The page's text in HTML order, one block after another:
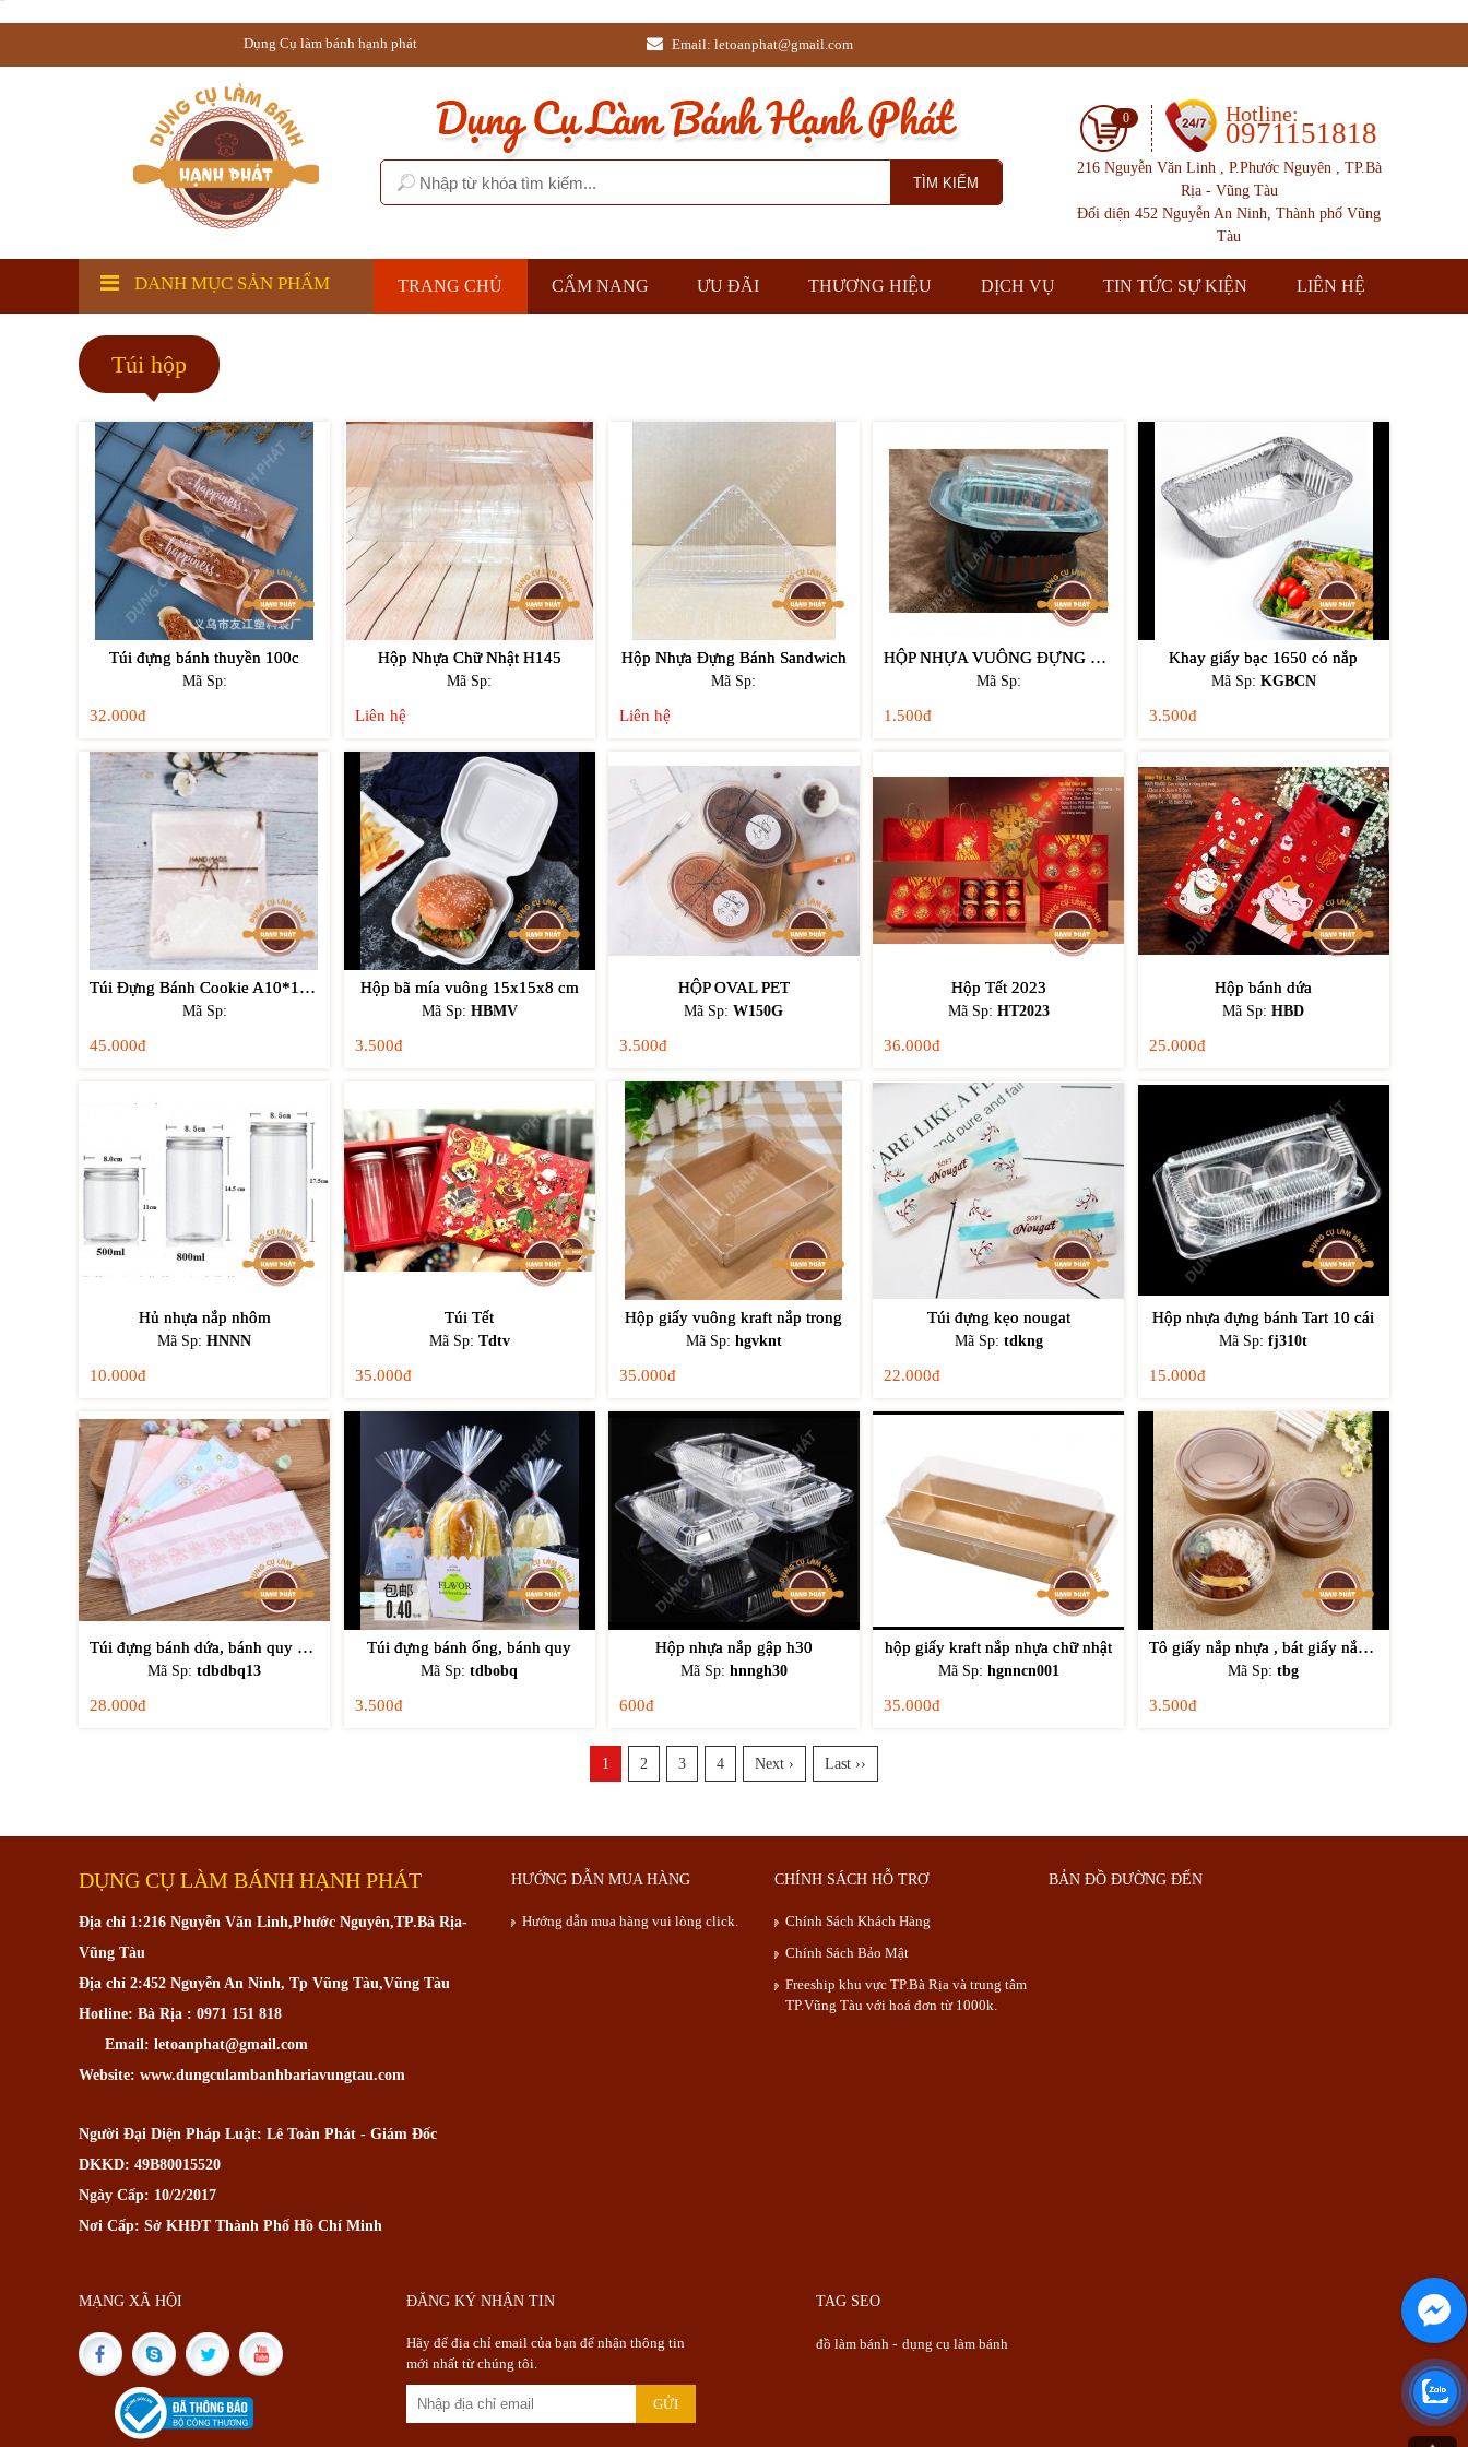
Dụng Cụ làm bánh hạnh phát Email: letoanphat@gmail.com
0 Hotline:
0971151818
216 Nguyễn Văn Linh , P.Phước Nguyên , TP.Bà
Rịa - Vũng Tàu
Đối diện 452 Nguyễn An Ninh, Thành phố Vũng
Tàu
DANH MỤC SẢN PHẨM TRANG CHỦ CẨM NANG ƯU ĐÃI THƯƠNG HIỆU DỊCH VỤ TIN TỨC SỰ KIỆN LIÊN HỆ
Túi hộp
Túi đựng bánh thuyền 100c
Mã Sp:
32.000đ
Hộp Nhựa Chữ Nhật H145
Mã Sp:
Liên hệ
Hộp Nhựa Đựng Bánh Sandwich
Mã Sp:
Liên hệ
HỘP NHỰA VUÔNG ĐỰNG SUSHI ĐẾ ĐEN HT12
Mã Sp:
1.500đ
Khay giấy bạc 1650 có nắp
Mã Sp: KGBCN
3.500đ
Túi Đựng Bánh Cookie A10*10 100 Cái
Mã Sp:
45.000đ
Hộp bã mía vuông 15x15x8 cm
Mã Sp: HBMV
3.500đ
HỘP OVAL PET
Mã Sp:W150G
3.500đ
Hộp Tết 2023
Mã Sp: HT2023
36.000đ
Hộp bánh dứa
Mã Sp:HBD
25.000đ
Hủ nhựa nắp nhôm
Mã Sp:HNNN
10.000đ
Túi Tết
Mã Sp: Tdtv
35.000đ
Hộp giấy vuông kraft nắp trong
Mã Sp: hgvknt
35.000đ
Túi đựng kẹo nougat
Mã Sp: tdkng
22.000đ
Hộp nhựa đựng bánh Tart 10 cái
Mã Sp:fj310t
15.000đ
Túi đựng bánh dứa, bánh quy 5.5x13.5
Mã Sp:tdbdbq13
28.000đ
Túi đựng bánh ống, bánh quy
Mã Sp:tdbobq
3.500đ
Hộp nhựa nắp gập h30
Mã Sp: hnngh30
600đ
hộp giấy kraft nắp nhựa chữ nhật
Mã Sp: hgnncn001
35.000đ
Tô giấy nắp nhựa , bát giấy nắp nhựa
Mã Sp:tbg
3.500đ
1 2 3 4 Next › Last ››
DỤNG CỤ LÀM BÁNH HẠNH PHÁT
Địa chỉ 1:216 Nguyễn Văn Linh,Phước Nguyên,TP.Bà Rịa-
Vũng Tàu
Địa chỉ 2:452 Nguyễn An Ninh, Tp Vũng Tàu,Vũng Tàu
Hotline: Bà Rịa : 0971 151 818
Email: letoanphat@gmail.com
Website: www.dungculambanhbariavungtau.com
Người Đại Diện Pháp Luật: Lê Toàn Phát - Giám Đốc
DKKD: 49B80015520
Ngày Cấp: 10/2/2017
Nơi Cấp: Sở KHĐT Thành Phố Hồ Chí Minh
HƯỚNG DẪN MUA HÀNG
Hướng dẫn mua hàng vui lòng click.
CHÍNH SÁCH HỖ TRỢ
Chính Sách Khách Hàng
Chính Sách Bảo Mật
Freeship khu vực TP.Bà Rịa và trung tâm
TP.Vũng Tàu với hoá đơn từ 1000k.
BẢN ĐỒ ĐƯỜNG ĐẾN
MẠNG XÃ HỘI ĐĂNG KÝ NHẬN TIN
Hãy để địa chỉ email của bạn để nhận thông tin
mới nhất từ chúng tôi.
TAG SEO
đồ làm bánh - dụng cụ làm bánh